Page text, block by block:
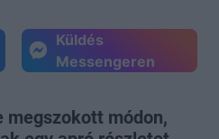
Küldés
Messengeren
megszokott módon,